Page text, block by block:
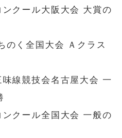
クール大阪大会 大賞の
のく全国大会 Ａクラス
線競技会名古屋大会 一
クール全国大会 一般の